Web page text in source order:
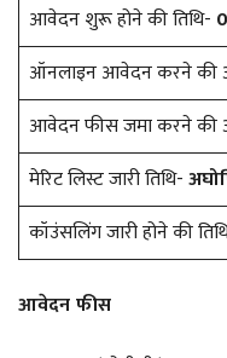
आवेदन शुरू होने की तिथि-
ऑनलाइन आवेदन करने की
आवेदन फीस जमा करने की
मेरिट लिस्ट जारी तिथि-
कॉउंसलिंग जारी होने की
आवेदन फीस